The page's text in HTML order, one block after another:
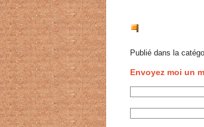
Publié dans la
Envoyez moi un